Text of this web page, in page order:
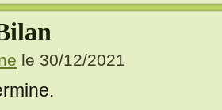
le 30/12/2021